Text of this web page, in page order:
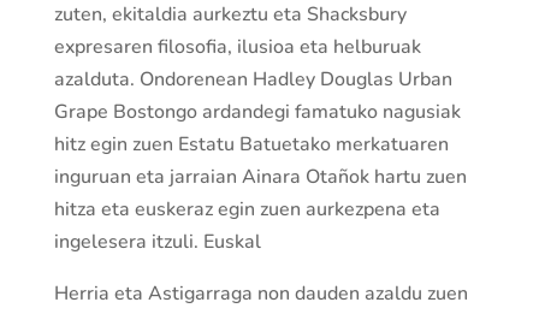
zuten, ekitaldia aurkeztu eta Shacksbury
expresaren filosofia, ilusioa eta helburuak
azalduta. Ondorenean Hadley Douglas Urban
Grape Bostongo ardandegi famatuko nagusiak
hitz egin zuen Estatu Batuetako merkatuaren
inguruan eta jarraian Ainara Otañok hartu zuen
hitza eta euskeraz egin zuen aurkezpena eta
ingelesera itzuli. Euskal
Herria eta Astigarraga non dauden azaldu zuen